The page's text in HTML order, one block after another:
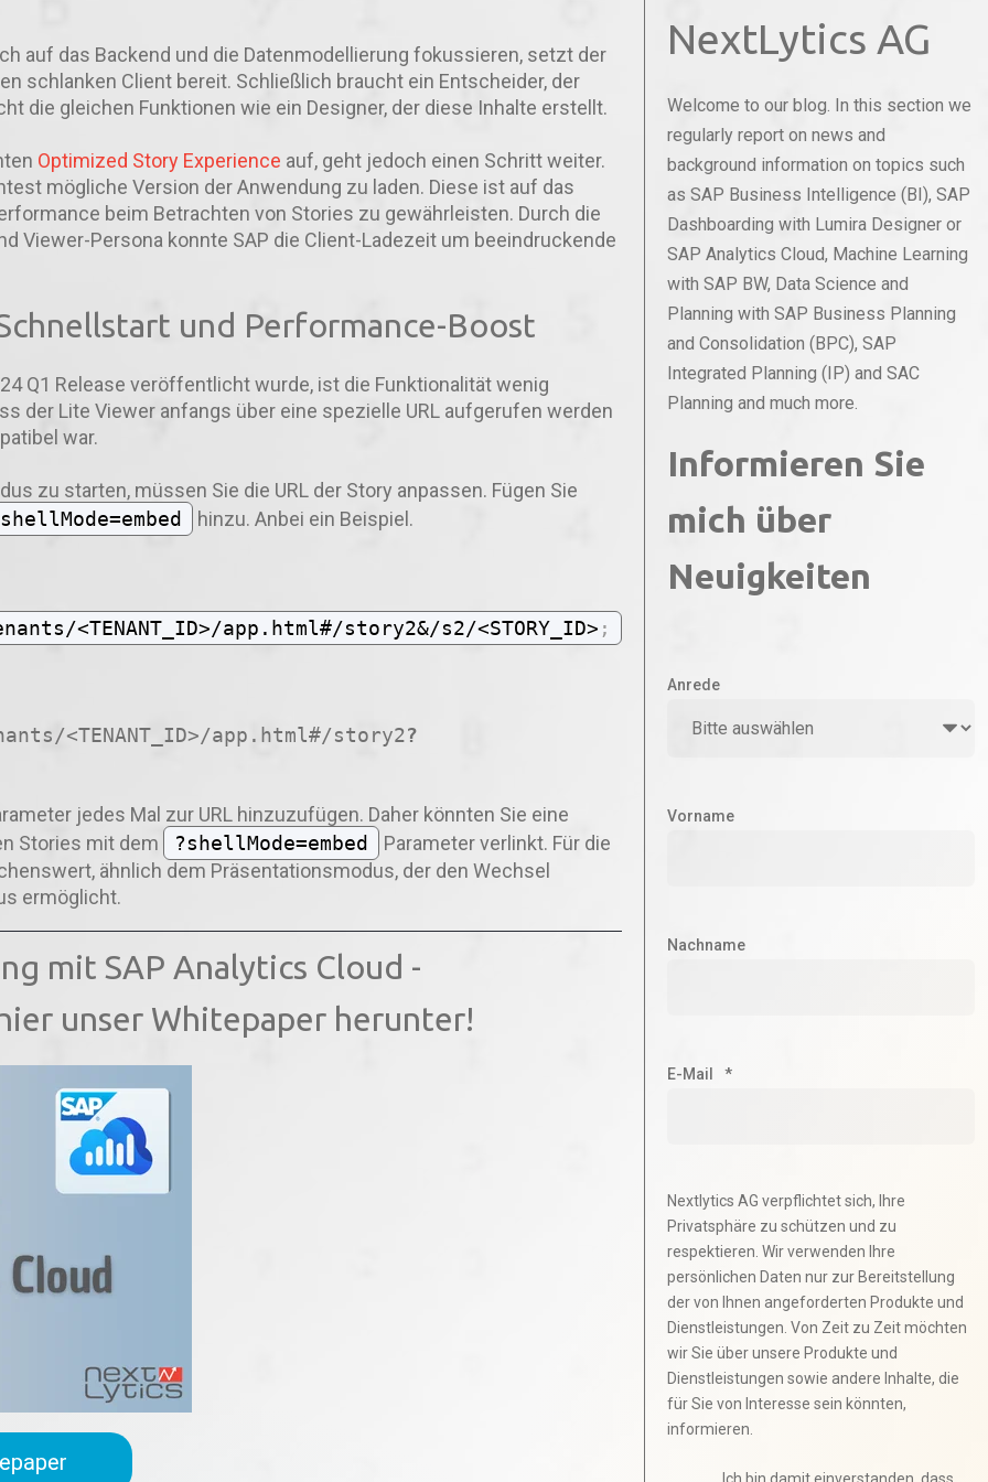
auf das Backend und die Datenmodellierung fokussieren, setzt der
schlanken Client bereit. Schließlich braucht ein Entscheider, der
die gleichen Funktionen wie ein Designer, der diese Inhalte erstellt.
Optimized Story Experience auf, geht jedoch einen Schritt weiter.
mögliche Version der Anwendung zu laden. Diese ist auf das
beim Betrachten von Stories zu gewährleisten. Durch die
Viewer-Persona konnte SAP die Client-Ladezeit um beeindruckende
und Performance-Boost
Q1 Release veröffentlicht wurde, ist die Funktionalität wenig
der Lite Viewer anfangs über eine spezielle URL aufgerufen werden
war.
zu starten, müssen Sie die URL der Story anpassen. Fügen Sie
hinzu. Anbei ein Beispiel.
<TENANT_ID>/app.html#/story2&/s2/<STORY_ID> ;
<TENANT_ID>/app.html#/story2?
jedes Mal zur URL hinzuzufügen. Daher könnten Sie eine
Stories mit dem
?shellMode=embed
Parameter verlinkt. Für die
ähnlich dem Präsentationsmodus, der den Wechsel
ermöglicht.
mit SAP Analytics Cloud -
unser Whitepaper herunter!
NextLytics AG
Welcome to our blog. In this section we
regularly report on news and
background information on topics such
as SAP Business Intelligence (BI), SAP
Dashboarding with Lumira Designer or
SAP Analytics Cloud, Machine Learning
with SAP BW, Data Science and
Planning with SAP Business Planning
and Consolidation (BPC), SAP
Integrated Planning (IP) and SAC
Planning and much more.
Informieren Sie
mich über
Neuigkeiten
Anrede
Vorname
Nachname
E-Mail *
Nextlytics AG verpflichtet sich, Ihre
Privatsphäre zu schützen und zu
respektieren. Wir verwenden Ihre
persönlichen Daten nur zur Bereitstellung
der von Ihnen angeforderten Produkte und
Dienstleistungen. Von Zeit zu Zeit möchten
wir Sie über unsere Produkte und
Dienstleistungen sowie andere Inhalte, die
für Sie von Interesse sein könnten,
informieren.